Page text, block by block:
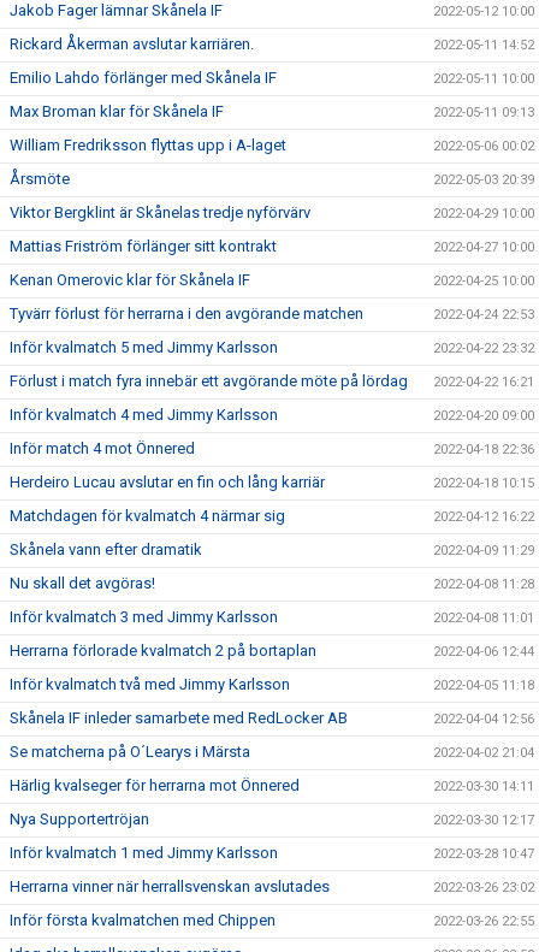
Jakob Fager lämnar Skånela IF 2022-05-12 10:00
Rickard Åkerman avslutar karriären. 2022-05-11 14:52
Emilio Lahdo förlänger med Skånela IF 2022-05-11 10:00
Max Broman klar för Skånela IF 2022-05-11 09:13
William Fredriksson flyttas upp i A-laget 2022-05-06 00:02
Årsmöte 2022-05-03 20:39
Viktor Bergklint är Skånelas tredje nyförvärv 2022-04-29 10:00
Mattias Friström förlänger sitt kontrakt 2022-04-27 10:00
Kenan Omerovic klar för Skånela IF 2022-04-25 10:00
Tyvärr förlust för herrarna i den avgörande matchen 2022-04-24 22:53
Inför kvalmatch 5 med Jimmy Karlsson 2022-04-22 23:32
Förlust i match fyra innebär ett avgörande möte på lördag 2022-04-22 16:21
Inför kvalmatch 4 med Jimmy Karlsson 2022-04-20 09:00
Inför match 4 mot Önnered 2022-04-18 22:36
Herdeiro Lucau avslutar en fin och lång karriär 2022-04-18 10:15
Matchdagen för kvalmatch 4 närmar sig 2022-04-12 16:22
Skånela vann efter dramatik 2022-04-09 11:29
Nu skall det avgöras! 2022-04-08 11:28
Inför kvalmatch 3 med Jimmy Karlsson 2022-04-08 11:01
Herrarna förlorade kvalmatch 2 på bortaplan 2022-04-06 12:44
Inför kvalmatch två med Jimmy Karlsson 2022-04-05 11:18
Skånela IF inleder samarbete med RedLocker AB 2022-04-04 12:56
Se matcherna på O´Learys i Märsta 2022-04-02 21:04
Härlig kvalseger för herrarna mot Önnered 2022-03-30 14:11
Nya Supportertröjan 2022-03-30 12:17
Inför kvalmatch 1 med Jimmy Karlsson 2022-03-28 10:47
Herrarna vinner när herrallsvenskan avslutades 2022-03-26 23:02
Inför första kvalmatchen med Chippen 2022-03-26 22:55